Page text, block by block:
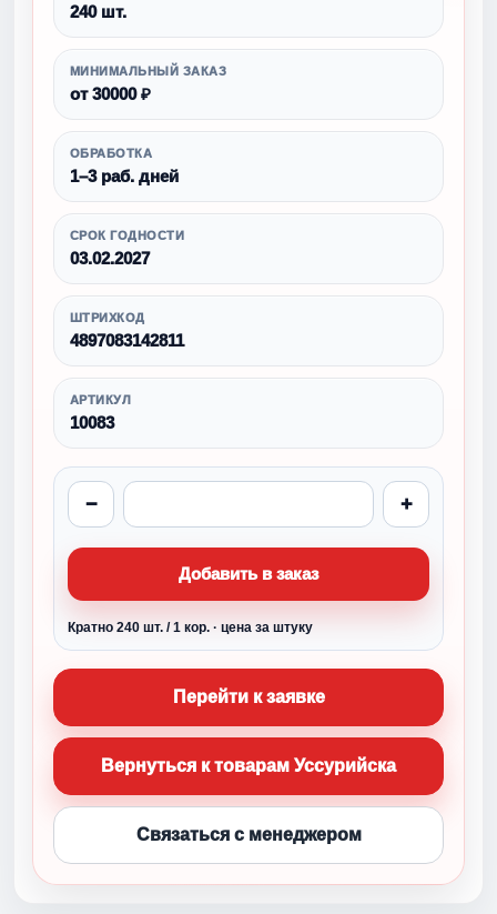
240 шт.
МИНИМАЛЬНЫЙ ЗАКАЗ
от 30000 ₽
ОБРАБОТКА
1–3 раб. дней
СРОК ГОДНОСТИ
03.02.2027
ШТРИХКОД
4897083142811
АРТИКУЛ
10083
− +
Добавить в заказ
Кратно 240 шт. / 1 кор. · цена за штуку
Перейти к заявке
Вернуться к товарам Уссурийска
Связаться с менеджером